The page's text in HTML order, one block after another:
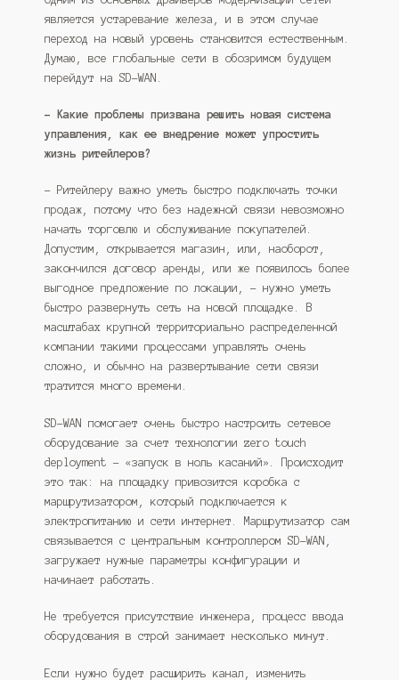
является устаревание железа, и в этом случае
переход на новый уровень становится естественным.
Думаю, все глобальные сети в обозримом будущем
перейдут на SD-WAN.
– Какие проблемы призвана решить новая система
управления, как ее внедрение может упростить
жизнь ритейлеров?
– Ритейлеру важно уметь быстро подключать точки
продаж, потому что без надежной связи невозможно
начать торговлю и обслуживание покупателей.
Допустим, открывается магазин, или, наоборот,
закончился договор аренды, или же появилось более
выгодное предложение по локации, – нужно уметь
быстро развернуть сеть на новой площадке. В
масштабах крупной территориально распределенной
компании такими процессами управлять очень
сложно, и обычно на развертывание сети связи
тратится много времени.
SD-WAN помогает очень быстро настроить сетевое
оборудование за счет технологии zero touch
deployment – «запуск в ноль касаний». Происходит
это так: на площадку привозится коробка с
маршрутизатором, который подключается к
электропитанию и сети интернет. Маршрутизатор сам
связывается с центральным контроллером SD-WAN,
загружает нужные параметры конфигурации и
начинает работать.
Не требуется присутствие инженера, процесс ввода
оборудования в строй занимает несколько минут.
Если нужно будет расширить канал, изменить